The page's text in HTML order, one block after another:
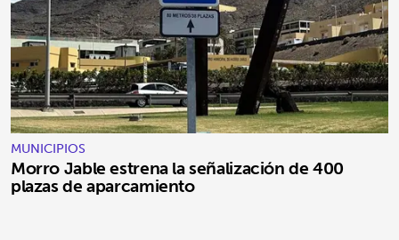
MUNICIPIOS
Morro Jable estrena la señalización de 400
plazas de aparcamiento